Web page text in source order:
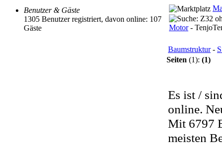
Benutzer & Gäste
1305 Benutzer registriert, davon online: 107
Gäste
Motor -
Baumstruktur-
Seiten (1): (1)
Es ist /
online.
Mit 6797
meisten